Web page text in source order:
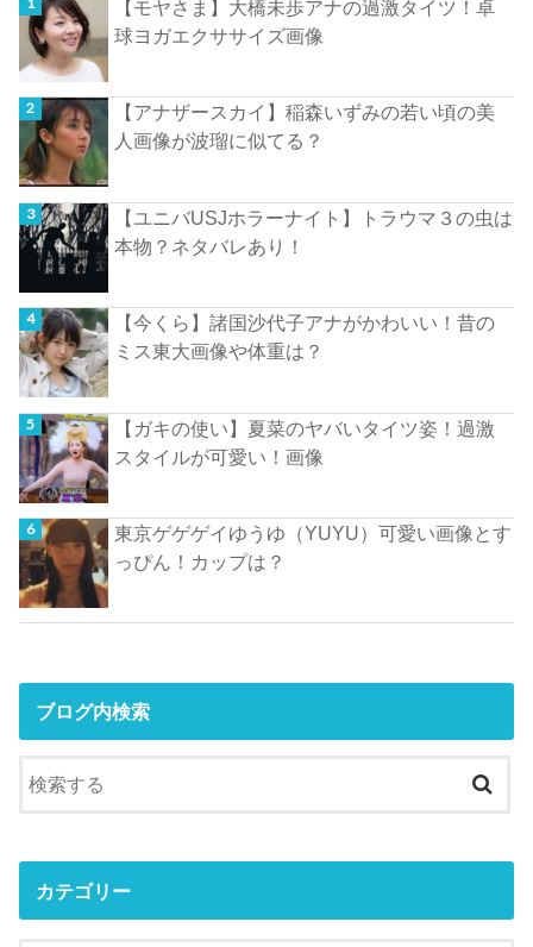
【モヤさま】大橋未歩アナの過激タイツ！卓
球ヨガエクササイズ画像
【アナザースカイ】稲森いずみの若い頃の美
人画像が波瑠に似てる？
【ユニバUSJホラーナイト】トラウマ３の虫は
本物？ネタバレあり！
【今くら】諸国沙代子アナがかわいい！昔の
ミス東大画像や体重は？
【ガキの使い】夏菜のヤバいタイツ姿！過激
スタイルが可愛い！画像
東京ゲゲゲイゆうゆ（YUYU）可愛い画像とす
っぴん！カップは？
ブログ内検索
カテゴリー